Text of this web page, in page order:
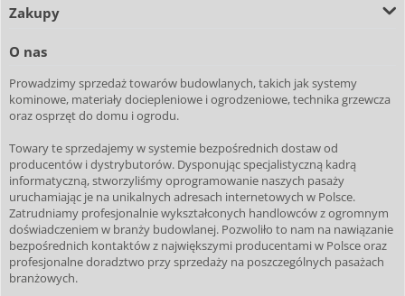
Zakupy
O nas
Prowadzimy sprzedaż towarów budowlanych, takich jak systemy
kominowe, materiały dociepleniowe i ogrodzeniowe, technika grzewcza
oraz osprzęt do domu i ogrodu.
Towary te sprzedajemy w systemie bezpośrednich dostaw od
producentów i dystrybutorów. Dysponując specjalistyczną kadrą
informatyczną, stworzyliśmy oprogramowanie naszych pasaży
uruchamiając je na unikalnych adresach internetowych w Polsce.
Zatrudniamy profesjonalnie wykształconych handlowców z ogromnym
doświadczeniem w branży budowlanej. Pozwoliło to nam na nawiązanie
bezpośrednich kontaktów z największymi producentami w Polsce oraz
profesjonalne doradztwo przy sprzedaży na poszczególnych pasażach
branżowych.